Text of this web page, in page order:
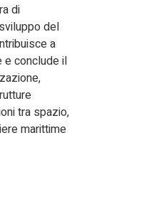
di
del
a
e conclude il
tra spazio,
marittime